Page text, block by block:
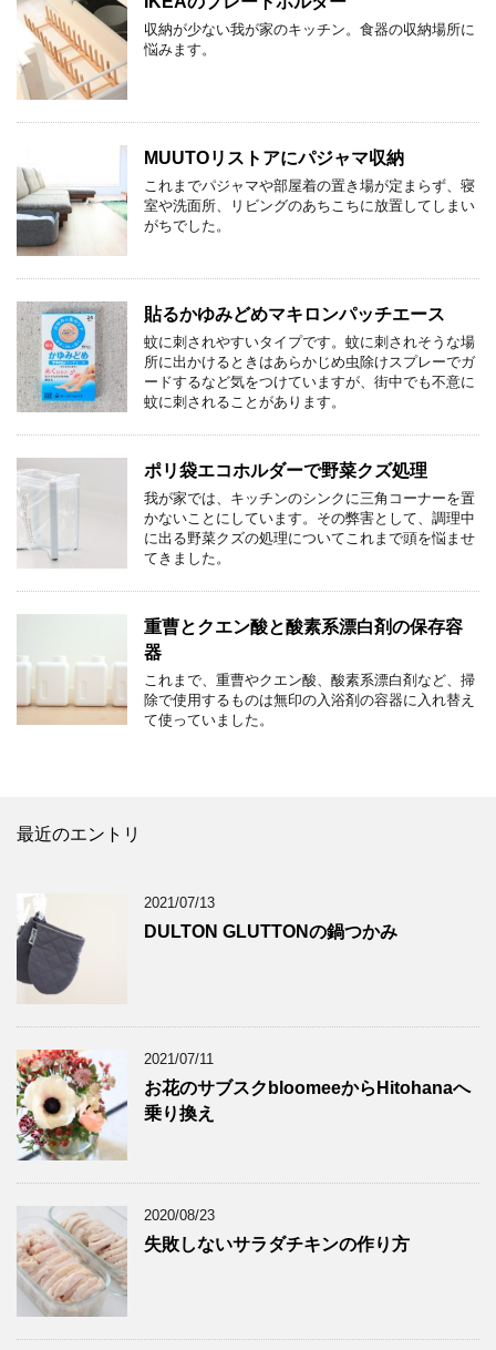
収納が少ない我が家のキッチン。食器の収納場所に
悩みます。
MUUTOリストアにパジャマ収納
これまでパジャマや部屋着の置き場が定まらず、寝
室や洗面所、リビングのあちこちに放置してしまい
がちでした。
貼るかゆみどめマキロンパッチエース
蚊に刺されやすいタイプです。蚊に刺されそうな場
所に出かけるときはあらかじめ虫除けスプレーでガ
ードするなど気をつけていますが、街中でも不意に
蚊に刺されることがあります。
ポリ袋エコホルダーで野菜クズ処理
我が家では、キッチンのシンクに三角コーナーを置
かないことにしています。その弊害として、調理中
に出る野菜クズの処理についてこれまで頭を悩ませ
てきました。
重曹とクエン酸と酸素系漂白剤の保存容
器
これまで、重曹やクエン酸、酸素系漂白剤など、掃
除で使用するものは無印の入浴剤の容器に入れ替え
て使っていました。
最近のエントリ
2021/07/13
DULTON GLUTTONの鍋つかみ
2021/07/11
お花のサブスクbloomeeからHitohanaへ
乗り換え
2020/08/23
失敗しないサラダチキンの作り方